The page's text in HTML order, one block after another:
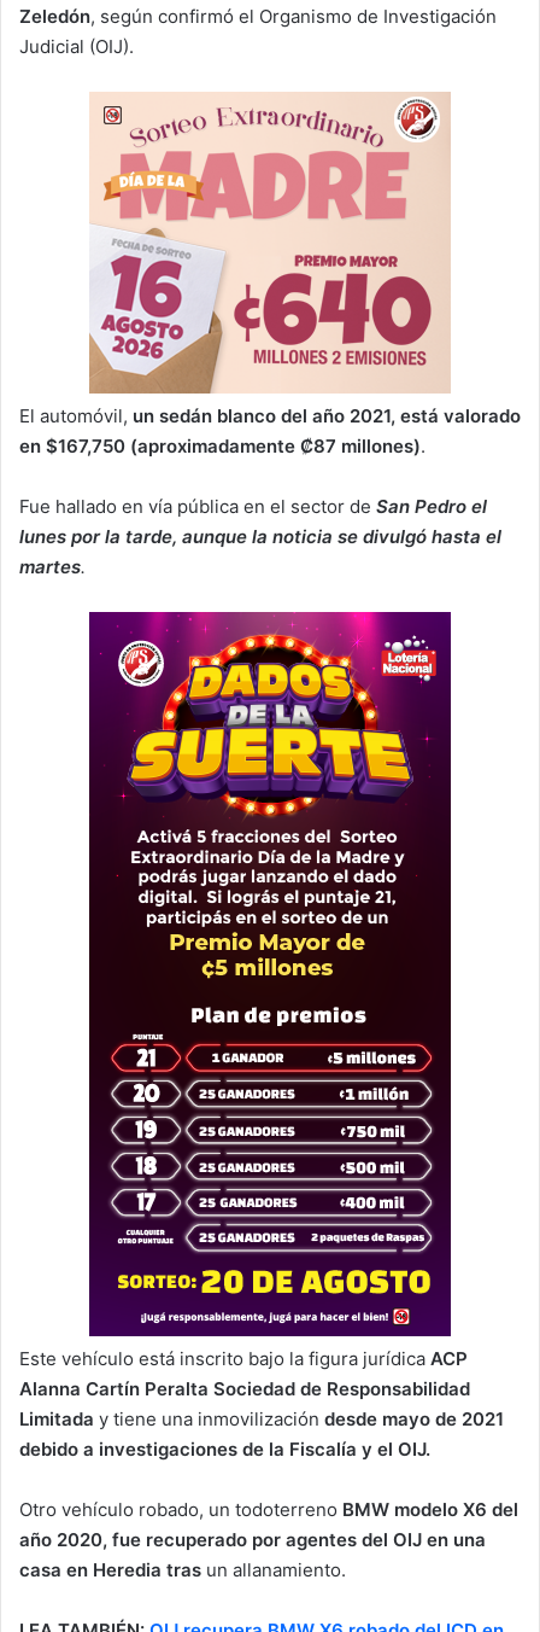
Zeledón, según confirmó el Organismo de Investigación
Judicial (OIJ).
El automóvil, un sedán blanco del año 2021, está valorado
en $167,750 (aproximadamente ₡87 millones).
Fue hallado en vía pública en el sector de San Pedro el
lunes por la tarde, aunque la noticia se divulgó hasta el
martes.
Este vehículo está inscrito bajo la figura jurídica ACP
Alanna Cartín Peralta Sociedad de Responsabilidad
Limitada y tiene una inmovilización desde mayo de 2021
debido a investigaciones de la Fiscalía y el OIJ.
Otro vehículo robado, un todoterreno BMW modelo X6 del
año 2020, fue recuperado por agentes del OIJ en una
casa en Heredia tras un allanamiento.